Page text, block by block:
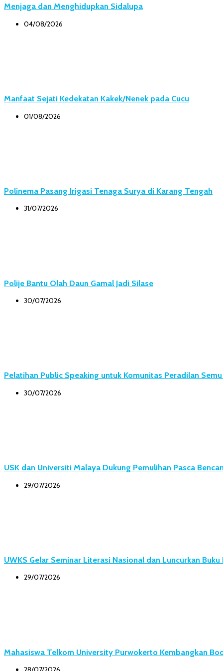
Menjaga dan Menghidupkan Sidalupa
04/08/2026
Manfaat Sejati Kedekatan Kakek/Nenek pada Cucu
01/08/2026
Polinema Pasang Irigasi Tenaga Surya di Karang Tengah
31/07/2026
Polije Bantu Olah Daun Gamal Jadi Silase
30/07/2026
Pelatihan Public Speaking untuk Komunitas Peradilan
30/07/2026
USK dan Universiti Malaya Dukung Pemulihan Pasca
29/07/2026
UWKS Gelar Seminar Literasi Nasional dan Luncurkan
29/07/2026
Mahasiswa Telkom University Purwokerto Kembangkan